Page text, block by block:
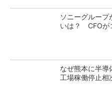
ソニーグループ
いは？ CFOが
なぜ熊本に半
工場稼働停止相